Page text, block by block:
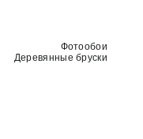
Фотообои
Деревянные бруски